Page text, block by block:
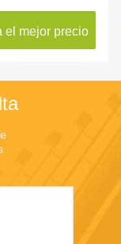
1
el mejor precio